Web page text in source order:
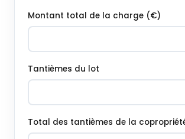
Montant total de la charge (€)
Tantièmes du lot
Total des tantièmes de la